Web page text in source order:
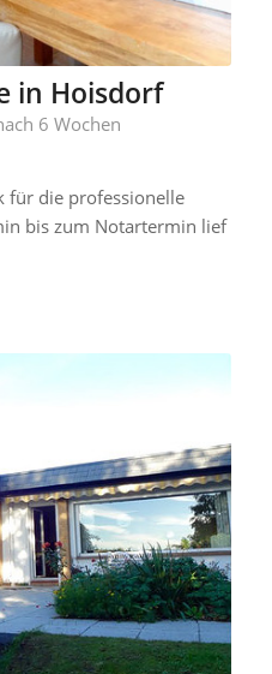
in Hoisdorf
6 Wochen
für die professionelle
bis zum Notartermin lief